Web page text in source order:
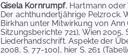
Gisela Kornrumpf, Hartmann
Der achthundertjährige Pelzrock.
Birkhan unter Mitwirkung von Ann
Sitzungsberichte 721), Wien
Liederhandschrift. Aspekte der
2008, S. 77-100], hier S. 261